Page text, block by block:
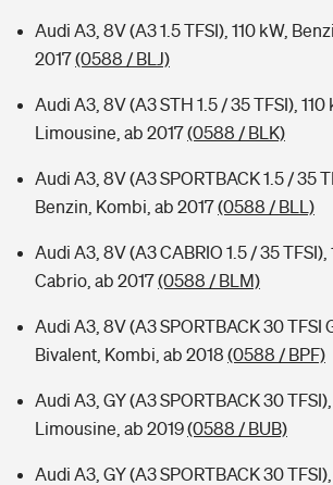
Audi A3, 8V (A3 1.5 TFSI), 110 kW,
2017(0588 / BLJ)
Audi A3, 8V (A3 STH 1.5 / 35 TFSI), 110
Limousine, ab 2017(0588 / BLK)
Audi A3, 8V (A3 SPORTBACK 1.5 / 35
Benzin, Kombi, ab 2017(0588 / BLL)
Audi A3, 8V (A3 CABRIO 1.5 / 35 TFSI),
Cabrio, ab 2017(0588 / BLM)
Audi A3, 8V (A3 SPORTBACK 30 TFSI
Bivalent, Kombi, ab 2018 (0588 / BPF)
Audi A3, GY (A3 SPORTBACK 30
Limousine, ab 2019(0588 / BUB)
Audi A3, GY (A3 SPORTBACK 30 TFSI),